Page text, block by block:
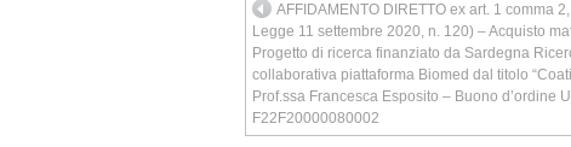
AFFIDAMENTO DIRETTO ex art. 1 comma
Legge 11 settembre 2020, n. 120) – Acquisto
Progetto di ricerca finanziato da Sardegna
collaborativa piattaforma Biomed dal titolo
Prof.ssa Francesca Esposito – Buono d’ordine
F22F20000080002